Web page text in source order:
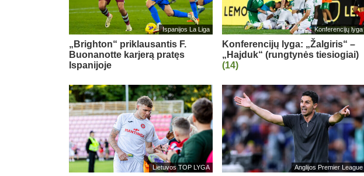
Ispanijos La Liga
„Brighton“ priklausantis F.
Buonanotte karjerą pratęs
Ispanijoje
Konferencijų lyga
Konferencijų lyga: „Žalgiris“ –
„Hajduk“ (rungtynės tiesiogiai)
(14)
Lietuvos TOP LYGA Anglijos Premier League